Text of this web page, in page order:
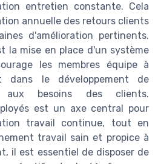
entretien constante. Cela
annuelle des retours clients
d'amélioration pertinents.
la mise en place d'un système
les membres équipe à
dans le développement de
aux besoins des clients.
est un axe central pour
travail continue, tout en
travail sain et propice à
il est essentiel de disposer de